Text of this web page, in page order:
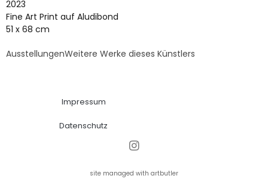
2023
Fine Art Print auf Aludibond
51 x 68 cm
AusstellungenWeitere Werke dieses Künstlers
Impressum
Datenschutz
site managed with artbutler